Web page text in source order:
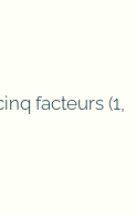
facteurs (1,